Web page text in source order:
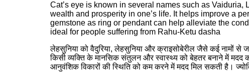
Cat’s eye is known in several names such as
wealth and prosperity in one’s life. It helps improve a
gemstone as ring or pendant can help alleviate the
ideal for people suffering from Rahu-Ketu dasha
लेहसुनिया को वैदुरिया, लेहसुनिया और क्राइसोबेरील जैसे कई नामों से
किसी व्यक्ति के मानसिक संतुलन और स्वास्थ्य को बेहतर बनाने में
आनुवंशिक विकारों की स्थिति को कम करने में मदद मिल सकती है।